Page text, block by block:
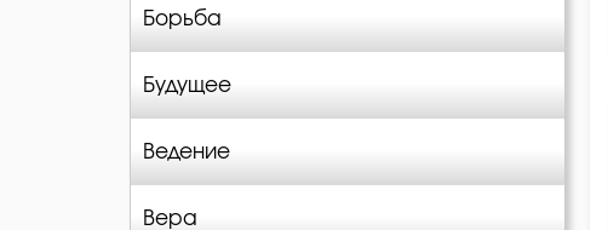
Борьба
Будущее
Ведение
Вера